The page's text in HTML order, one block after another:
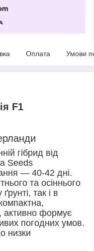
Оплата Умови
F1
гібрид від
Seeds
— 40-42 дні.
та осіннього
так і в
активно формує
погодних умов.
низки